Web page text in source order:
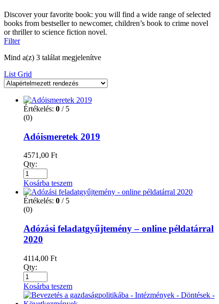
Discover your favorite book: you will find a wide range of selected
books from bestseller to newcomer, children’s book to crime novel
or thriller to science fiction novel.
Filter
Mind a(z) 3 találat megjelenítve
List Grid
Értékelés: 0 / 5
(0)
Adóismeretek 2019
4571,00 Ft
Qty:
Kosárba teszem
Értékelés: 0 / 5
(0)
Adózási feladatgyűjtemény – online példatárral
2020
4114,00 Ft
Qty:
Kosárba teszem